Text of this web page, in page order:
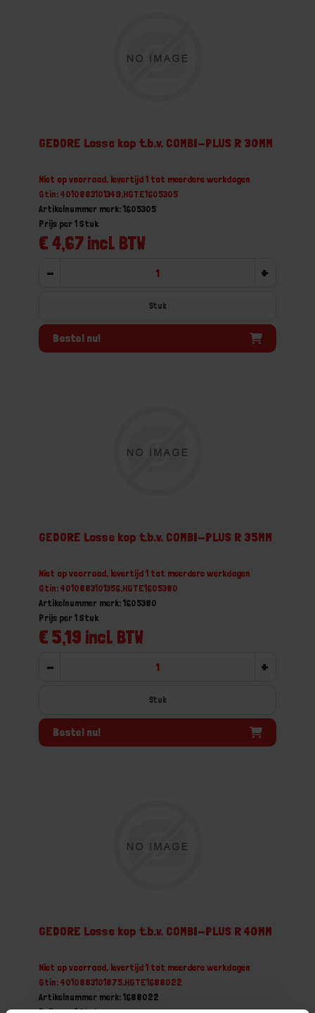
GEDORE Losse kop t.b.v. COMBI-PLUS R 30MM
Niet op voorraad, levertijd 1 tot meerdere werkdagen
Gtin: 4010883101349,HGTE1605305
Artikelnummer merk: 1605305
€ 4,67 incl. BTW
Prijs per 1 Stuk
- +
Stuk
Bestel nu!
GEDORE Losse kop t.b.v. COMBI-PLUS R 35MM
Niet op voorraad, levertijd 1 tot meerdere werkdagen
Gtin: 4010883101356,HGTE1605380
Artikelnummer merk: 1605380
€ 5,19 incl. BTW
Prijs per 1 Stuk
- +
Stuk
Bestel nu!
GEDORE Losse kop t.b.v. COMBI-PLUS R 40MM
Niet op voorraad, levertijd 1 tot meerdere werkdagen
Gtin: 4010883101875,HGTE1688022
Artikelnummer merk: 1688022